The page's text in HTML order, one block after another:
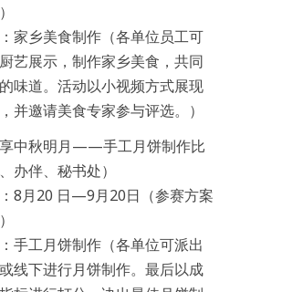
家乡美食制作（各单位员工可
艺展示，制作家乡美食，共同
味道。活动以小视频方式展现
并邀请美食专家参与评选。）
享中秋明月——手工月饼制作比
办伴、秘书处）
8月20 日—9月20日（参赛方案
手工月饼制作（各单位可派出
线下进行月饼制作。最后以成